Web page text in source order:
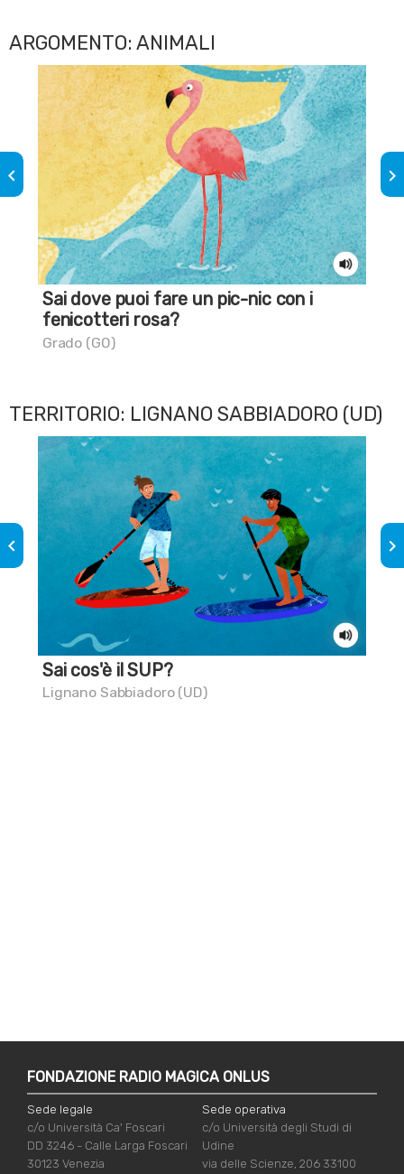
ARGOMENTO: ANIMALI
Sai dove puoi fare un pic-nic con i
fenicotteri rosa?
Grado (GO)
keyboard_arrow_left keyboard_arrow_right
TERRITORIO: LIGNANO SABBIADORO (UD)
Sai cos'è il SUP?
Lignano Sabbiadoro (UD)
keyboard_arrow_left keyboard_arrow_right
FONDAZIONE RADIO MAGICA ONLUS
Sede legale
c/o Università Ca' Foscari
DD 3246 - Calle Larga Foscari
30123 Venezia
Sede operativa
c/o Università degli Studi di
Udine
via delle Scienze, 206 33100